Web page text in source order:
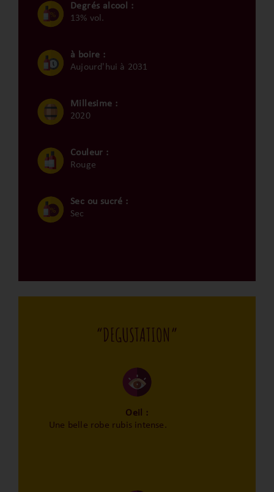
Degrés alcool :
13% vol.
à boire :
Aujourd'hui à 2031
Millesime :
2020
Couleur :
Rouge
Sec ou sucré :
Sec
“DEGUSTATION”
Oeil :
Une belle robe rubis intense.